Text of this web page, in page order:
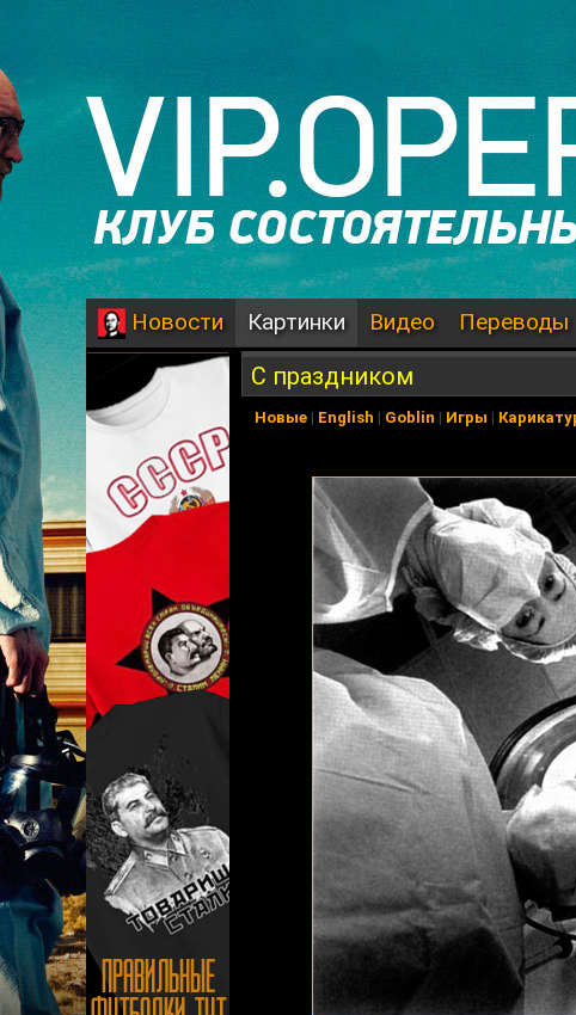
Новости Картинки Видео Переводы
С праздником
Новые| English | Goblin | Игры |